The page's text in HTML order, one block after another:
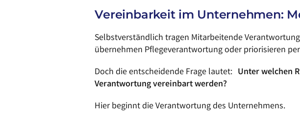
Vereinbarkeit im Unternehmen:
Selbstverständlich tragen Mitarbeitende
übernehmen Pflegeverantwortung oder priorisieren
Doch die entscheidende Frage lautet: Unter welchen
Verantwortung vereinbart werden?
Hier beginnt die Verantwortung des Unternehmens.